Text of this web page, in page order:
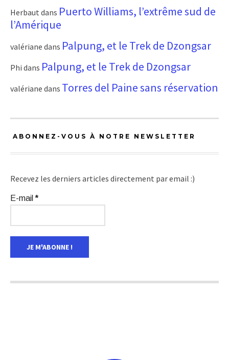
Herbaut dans Puerto Williams, l’extrême sud de
l’Amérique
valériane dans Palpung, et le Trek de Dzongsar
Phi dans Palpung, et le Trek de Dzongsar
valériane dans Torres del Paine sans réservation
ABONNEZ-VOUS À NOTRE NEWSLETTER
Recevez les derniers articles directement par email :)
E-mail*